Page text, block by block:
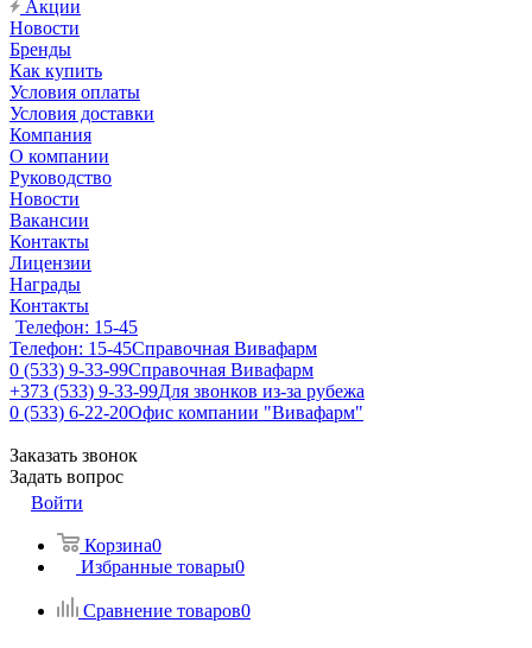
Акции
Новости
Бренды
Как купить
Условия оплаты
Условия доставки
Компания
О компании
Руководство
Новости
Вакансии
Контакты
Лицензии
Награды
Контакты
Телефон: 15-45
Телефон: 15-45Справочная Вивафарм
0 (533) 9-33-99Справочная Вивафарм
+373 (533) 9-33-99Для звонков из-за рубежа
0 (533) 6-22-20Офис компании "Вивафарм"
Заказать звонок
Задать вопрос
Войти
Корзина0
Избранные товары0
Сравнение товаров0